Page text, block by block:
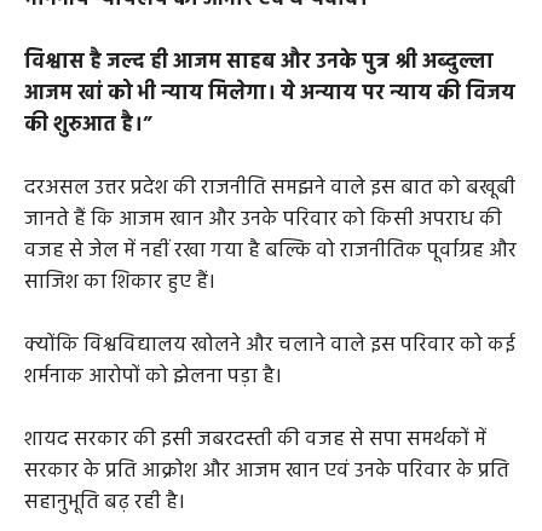
विश्वास है जल्द ही आजम साहब और उनके पुत्र श्री अब्दुल्ला
आजम खां को भी न्याय मिलेगा। ये अन्याय पर न्याय की विजय
की शुरुआत है।”
दरअसल उत्तर प्रदेश की राजनीति समझने वाले इस बात को बखूबी
जानते हैं कि आजम खान और उनके परिवार को किसी अपराध की
वजह से जेल में नहीं रखा गया है बल्कि वो राजनीतिक पूर्वाग्रह और
साजिश का शिकार हुए हैं।
क्योंकि विश्वविद्यालय खोलने और चलाने वाले इस परिवार को कई
शर्मनाक आरोपों को झेलना पड़ा है।
शायद सरकार की इसी जबरदस्ती की वजह से सपा समर्थकों में
सरकार के प्रति आक्रोश और आजम खान एवं उनके परिवार के प्रति
सहानुभूति बढ़ रही है।